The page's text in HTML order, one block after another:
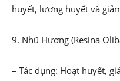
huyết, lương huyết và
9. Nhũ Hương (Resina
– Tác dụng: Hoạt huyết,